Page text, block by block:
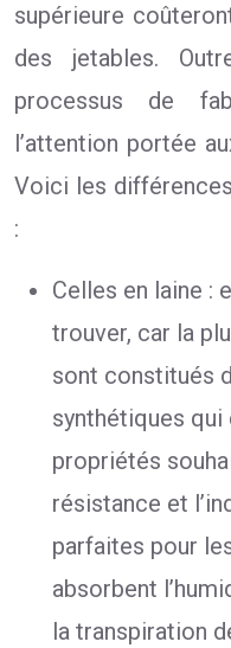
supérieure
des jetables.
processus de
l’attention portée
Voici les
:
Celles en laine :
trouver, car la
sont constitués
synthétiques
propriétés
résistance et
parfaites pour
absorbent
la transpiration